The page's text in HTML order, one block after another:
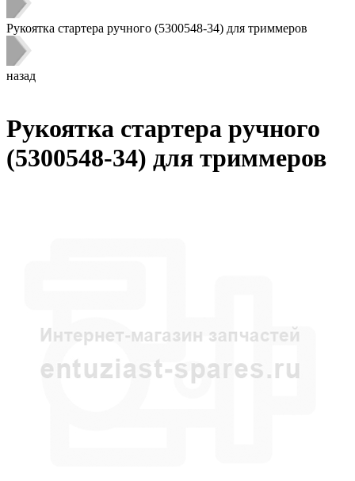
Рукоятка стартера ручного (5300548-34) для триммеров
назад
Рукоятка стартера ручного
(5300548-34) для триммеров